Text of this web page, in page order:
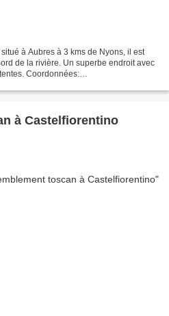
à Aubres à 3 kms de Nyons, il est
de la rivière. Un superbe endroit avec
Coordonnées:
à Castelfiorentino